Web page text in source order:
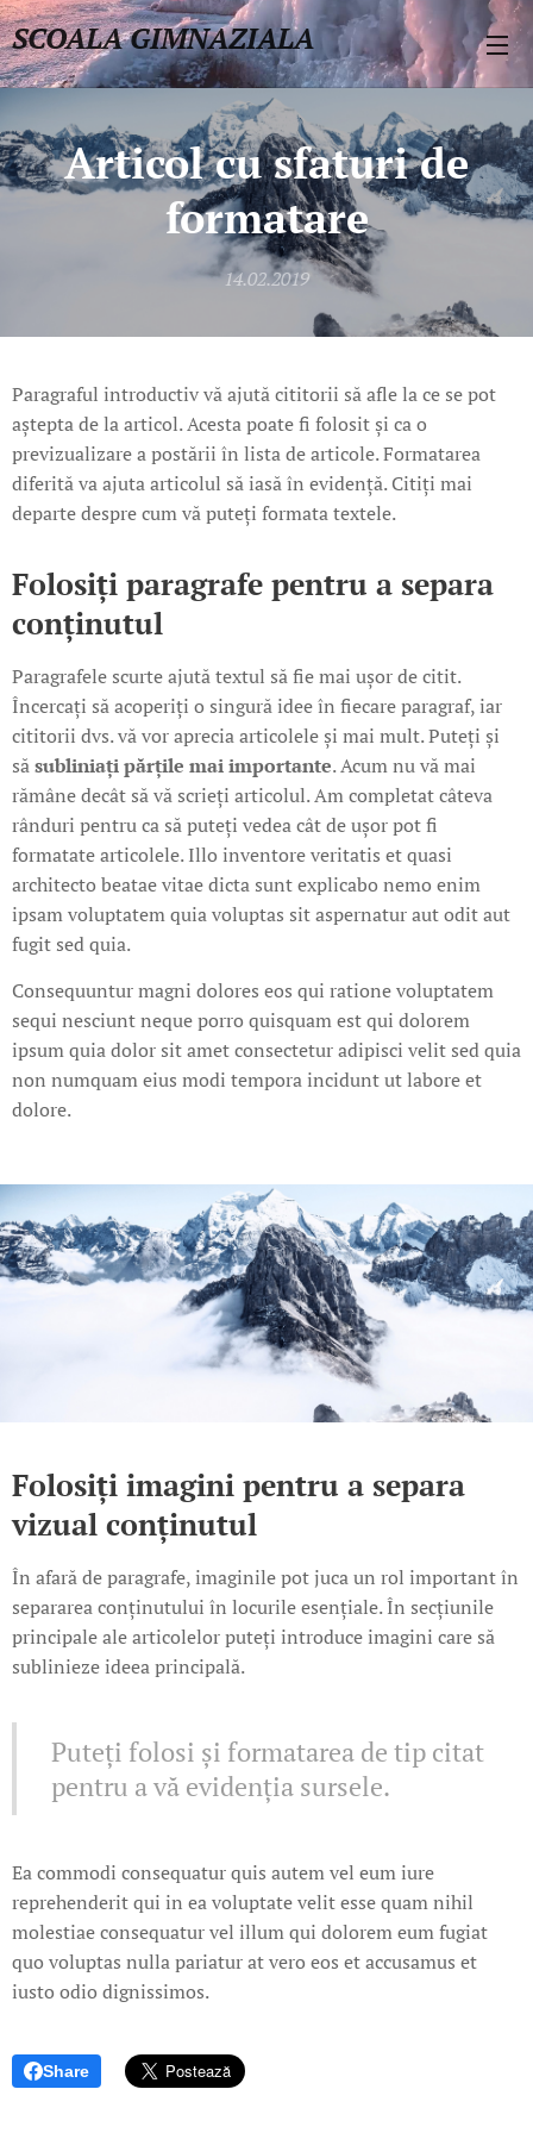
SCOALA GIMNAZIALA
IANCU ROSETTI ROSEȚI
Articol cu sfaturi de
formatare
14.02.2019
Paragraful introductiv vă ajută cititorii să afle la ce se pot
aștepta de la articol. Acesta poate fi folosit și ca o
previzualizare a postării în lista de articole. Formatarea
diferită va ajuta articolul să iasă în evidență. Citiți mai
departe despre cum vă puteți formata textele.
Folosiți paragrafe pentru a separa
conținutul
Paragrafele scurte ajută textul să fie mai ușor de citit.
Încercați să acoperiți o singură idee în fiecare paragraf, iar
cititorii dvs. vă vor aprecia articolele și mai mult. Puteți și
săsubliniați părțile mai importante. Acum nu vă mai
rămâne decât să vă scrieți articolul. Am completat câteva
rânduri pentru ca să puteți vedea cât de ușor pot fi
formatate articolele. Illo inventore veritatis et quasi
architecto beatae vitae dicta sunt explicabo nemo enim
ipsam voluptatem quia voluptas sit aspernatur aut odit aut
fugit sed quia.
Consequuntur magni dolores eos qui ratione voluptatem
sequi nesciunt neque porro quisquam est qui dolorem
ipsum quia dolor sit amet consectetur adipisci velit sed quia
non numquam eius modi tempora incidunt ut labore et
dolore.
Folosiți imagini pentru a separa
vizual conținutul
În afară de paragrafe, imaginile pot juca un rol important în
separarea conținutului în locurile esențiale. În secțiunile
principale ale articolelor puteți introduce imagini care să
sublinieze ideea principală.
Puteți folosi și formatarea de tip citat
pentru a vă evidenția sursele.
Ea commodi consequatur quis autem vel eum iure
reprehenderit qui in ea voluptate velit esse quam nihil
molestiae consequatur vel illum qui dolorem eum fugiat
quo voluptas nulla pariatur at vero eos et accusamus et
iusto odio dignissimos.
Share